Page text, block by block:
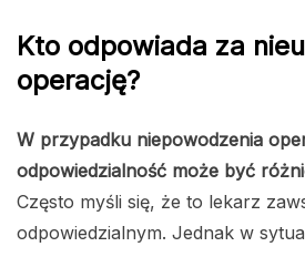
Kto odpowiada za
operację?
W przypadku niepowodzenia
odpowiedzialność może być
Często myśli się, że to lekarz
odpowiedzialnym. Jednak w